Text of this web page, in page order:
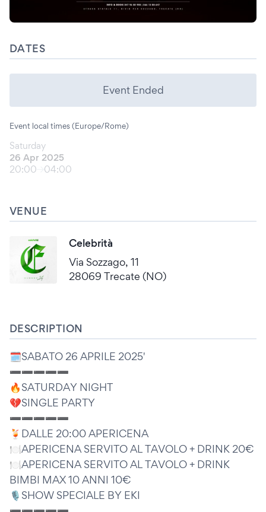
DATES
Event Ended
Event local times (Europe/Rome)
Saturday
26 Apr 2025
20:00
04:00
VENUE
Celebrità
Via Sozzago, 11
28069 Trecate (NO)
DESCRIPTION
🗓️SABATO 26 APRILE 2025'
➖➖➖➖➖
🔥SATURDAY NIGHT
💔SINGLE PARTY
➖➖➖➖➖
🍹DALLE 20:00 APERICENA
🍽APERICENA SERVITO AL TAVOLO + DRINK 20€
🍽APERICENA SERVITO AL TAVOLO + DRINK
BIMBI MAX 10 ANNI 10€
🎙️SHOW SPECIALE BY EKI